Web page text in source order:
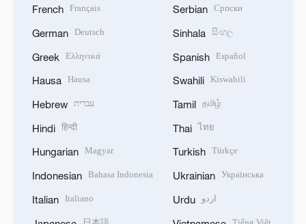
French Français
German Deutsch
Greek Ελληνικά
Hausa Hausa
Hebrew עברית
Hindi हिन्दी
Hungarian Magyar
Indonesian Bahasa Indonesia
Italian Italiano
Serbian Српски
Sinhala සිංහල
Spanish Español
Swahili Kiswahili
Tamil தமிழ்
Thai ไทย
Turkish Türkçe
Ukrainian Українська
Urdu اردو